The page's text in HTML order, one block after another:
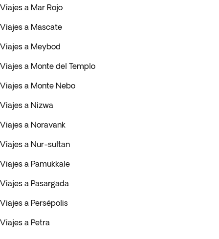
Viajes a Mar Rojo
Viajes a Mascate
Viajes a Meybod
Viajes a Monte del Templo
Viajes a Monte Nebo
Viajes a Nizwa
Viajes a Noravank
Viajes a Nur-sultan
Viajes a Pamukkale
Viajes a Pasargada
Viajes a Persépolis
Viajes a Petra